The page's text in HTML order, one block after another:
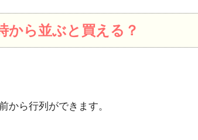
から並ぶと買える？
から行列ができます。